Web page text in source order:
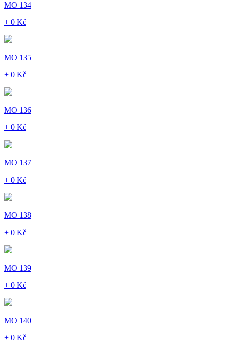
MO 134
+ 0 Kč
MO 135
+ 0 Kč
MO 136
+ 0 Kč
MO 137
+ 0 Kč
MO 138
+ 0 Kč
MO 139
+ 0 Kč
MO 140
+ 0 Kč